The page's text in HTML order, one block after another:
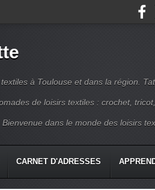
à Toulouse et dans la région.
de loisirs textiles : crochet,
dans le monde des loisirs
CARNET D'ADRESSES